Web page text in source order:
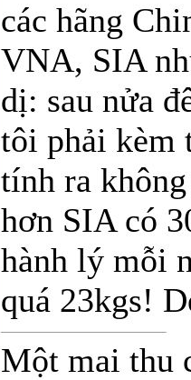
các hãng
VNA, SIA
dị: sau nửa
tôi phải kèm
tính ra
hơn SIA có
hành lý mỗi
quá 23kgs!
Một mai thu